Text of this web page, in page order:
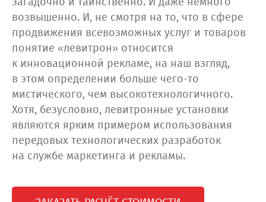
возвышенно. И, не смотря на то, что в сфере
продвижения всевозможных услуг и товаров
понятие «левитрон» относится
к инновационной рекламе, на наш взгляд,
в этом определении больше чего-то
мистического, чем высокотехнологичного.
Хотя, безусловно, левитронные установки
являются ярким примером использования
передовых технологических разработок
на службе маркетинга и рекламы.